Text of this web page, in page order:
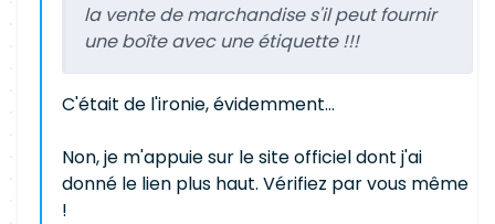
la vente de marchandise s'il peut fournir
une boîte avec une étiquette !!!
C'était de l'ironie, évidemment...
Non, je m'appuie sur le site officiel dont j'ai
donné le lien plus haut. Vérifiez par vous même
!